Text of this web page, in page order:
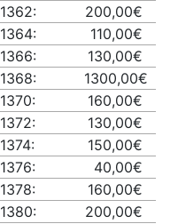
1362:
200,00€
1364:
110,00€
1366:
130,00€
1368:
1300,00€
1370:
160,00€
1372:
130,00€
1374:
150,00€
1376:
40,00€
1378:
160,00€
1380:
200,00€